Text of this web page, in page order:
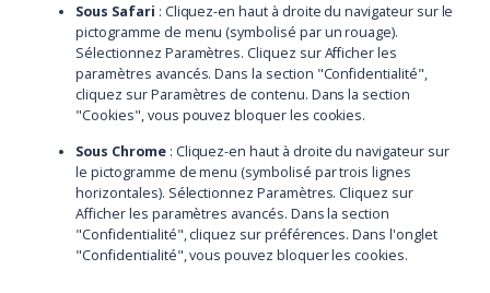
Sous Safari : Cliquez-en haut à droite du navigateur sur le
pictogramme de menu (symbolisé par un rouage).
Sélectionnez Paramètres. Cliquez sur Afficher les
paramètres avancés. Dans la section "Confidentialité",
cliquez sur Paramètres de contenu. Dans la section
"Cookies", vous pouvez bloquer les cookies.
Sous Chrome: Cliquez-en haut à droite du navigateur sur
le pictogramme de menu (symbolisé par trois lignes
horizontales). Sélectionnez Paramètres. Cliquez sur
Afficher les paramètres avancés. Dans la section
"Confidentialité", cliquez sur préférences. Dans l'onglet
"Confidentialité", vous pouvez bloquer les cookies.